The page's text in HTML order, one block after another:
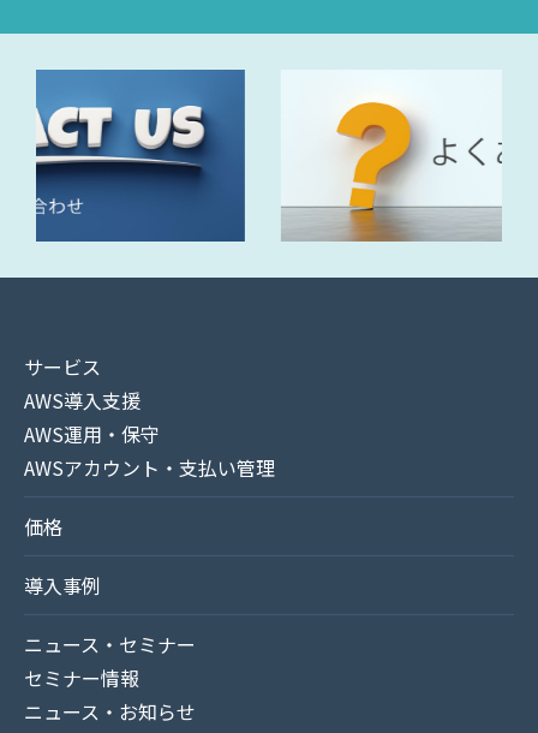
サービス
AWS導入支援
AWS運用・保守
AWSアカウント・支払い管理
価格
導入事例
ニュース・セミナー
セミナー情報
ニュース・お知らせ